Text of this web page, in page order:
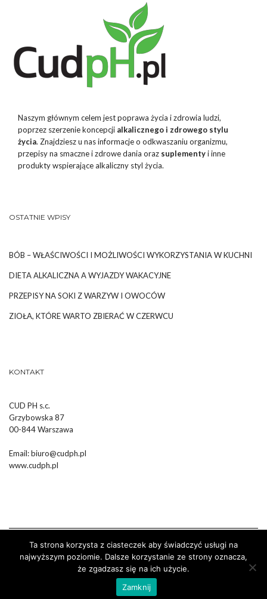
Naszym głównym celem jest poprawa życia i zdrowia ludzi,
poprzez szerzenie koncepcji alkalicznego i zdrowego stylu
życia. Znajdziesz u nas informacje o odkwaszaniu organizmu,
przepisy na smaczne i zdrowe dania oraz suplementyi inne
produkty wspierające alkaliczny styl życia.
OSTATNIE WPISY
BÓB – WŁAŚCIWOŚCI I MOŻLIWOŚCI WYKORZYSTANIA W KUCHNI
DIETA ALKALICZNA A WYJAZDY WAKACYJNE
PRZEPISY NA SOKI Z WARZYW I OWOCÓW
ZIOŁA, KTÓRE WARTO ZBIERAĆ W CZERWCU
KONTAKT
CUD PH s.c.
Grzybowska 87
00-844 Warszawa
Email:biuro@cudph.pl
www.cudph.pl
Wykonanie :Strony Internetowe Białystok Dr Pixel
Ta strona korzysta z ciasteczek aby świadczyć usługi na
najwyższym poziomie. Dalsze korzystanie ze strony oznacza,
że zgadzasz się na ich użycie.
Zamknij